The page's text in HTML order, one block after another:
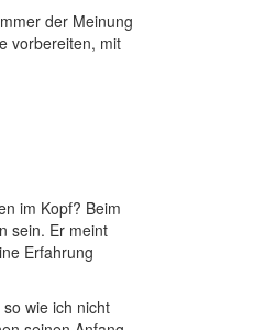
der Meinung
vorbereiten, mit
im Kopf? Beim
sein. Er meint
Erfahrung
wie ich nicht